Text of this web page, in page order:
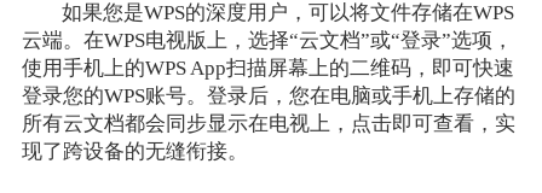
如果您是WPS的深度用户，可以将文件存储在WPS
云端。在WPS电视版上，选择“云文档”或“登录”选项，
使用手机上的WPS App扫描屏幕上的二维码，即可快速
登录您的WPS账号。登录后，您在电脑或手机上存储的
所有云文档都会同步显示在电视上，点击即可查看，实
现了跨设备的无缝衔接。